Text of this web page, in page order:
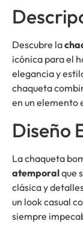
Descubre la
icónica para el
elegancia y
chaqueta
en un elemento
Diseño
La chaqueta
atemporalque
clásica y
un look casual
siempre